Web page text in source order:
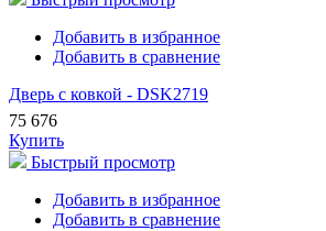
Добавить в избранное
Добавить в сравнение
Дверь с ковкой - DSK2719
75 676
Купить
Быстрый просмотр
Добавить в избранное
Добавить в сравнение